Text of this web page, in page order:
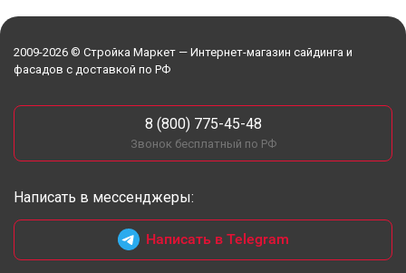
2009-2026 © Стройка Маркет — Интернет-магазин сайдинга и
фасадов с доставкой по РФ
8 (800) 775-45-48
Звонок бесплатный по РФ
Написать в мессенджеры:
Написать в Telegram